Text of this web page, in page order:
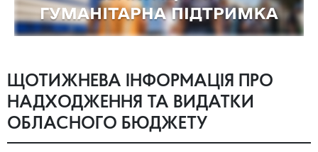
ЩОТИЖНЕВА ІНФОРМАЦІЯ ПРО
НАДХОДЖЕННЯ ТА ВИДАТКИ
ОБЛАСНОГО БЮДЖЕТУ